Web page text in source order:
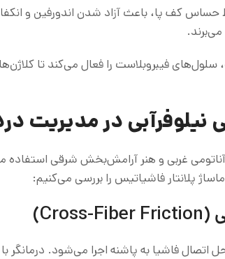
حساس کف پا، باعث آزاد شدن اندورفین و
سلول‌های فیبروبلاست را فعال می‌کند تا
در مدیریت
غربی و هنر آرامش‌بخش شرقی استفاده
پلانتار فاشیاتیس را بررسی می‌کنیم:
فاشیا به پاشنه اجرا می‌شود.